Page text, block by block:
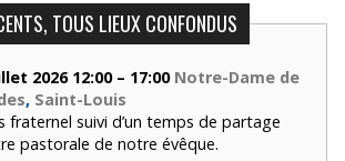
TOUS LIEUX CONFONDUS
2026 12:00 – 17:00 Notre-Dame de
, Saint-Louis
fraternel suivi d’un temps de partage
pastorale de notre évêque.